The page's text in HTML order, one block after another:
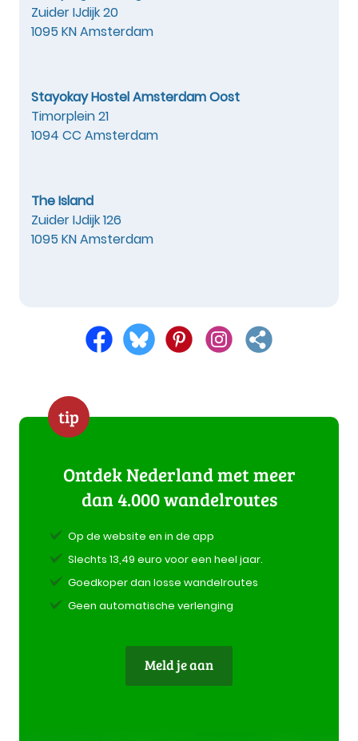
Zuider IJdijk 20
1095 KN Amsterdam
Stayokay Hostel Amsterdam Oost
Timorplein 21
1094 CC Amsterdam
The Island
Zuider IJdijk 126
1095 KN Amsterdam
tip
Ontdek Nederland met meer
dan 4.000 wandelroutes
Op de website en in de app
Slechts 13,49 euro voor een heel jaar.
Goedkoper dan losse wandelroutes
Geen automatische verlenging
Meld je aan